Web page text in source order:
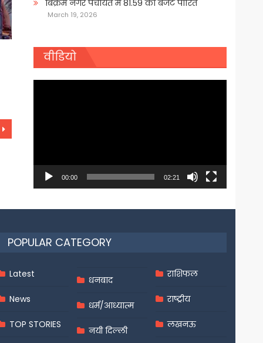
बिक्रम नगर पंचायत में 81.59 का बजट पारित
March 19, 2026
वीडियो
00:00 02:21
POPULAR CATEGORY
Latest
News
TOP STORIES
धनबाद
धर्म/आध्यात्म
नयी दिल्ली
राशिफल
राष्ट्रीय
लखनऊ